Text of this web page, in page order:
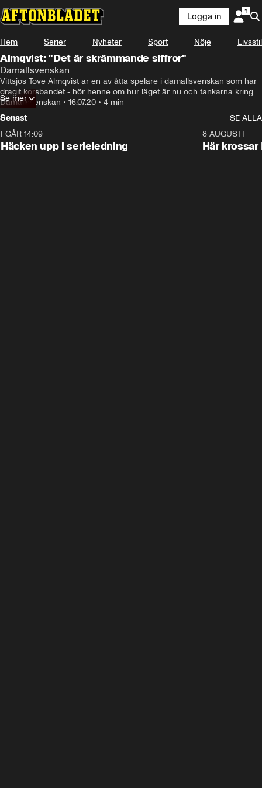
Logga in
Hem Serier Nyheter Sport Nöje Livsstil
Almqvist: "Det är skrämmande siffror"
Damallsvenskan
Vittsjös Tove Almqvist är en av åtta spelare i damallsvenskan som har
dragit korsbandet - hör henne om hur läget är nu och tankarna kring
vad det beror på
Damallsvenskan • 16.07.20 • 4 min
Se mer
Senast
SE ALLA
I GÅR 14:09
Häcken upp i serieledning
8 AUGUSTI
Här